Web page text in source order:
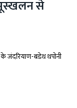
भूस्खलन से
जंदरियाण-बडेथ थपोनी